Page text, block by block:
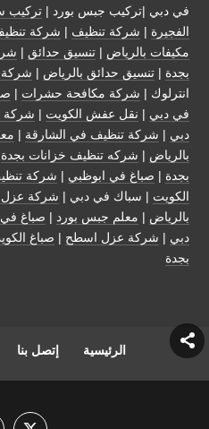
في دبي |تركيب جبس بورد | تركيب
الفجيرة | شركة تنظيف | شركة
مكيفات بالرياض | تنسيق حدائق |
بجدة | تنسيق حدائق بالرياض |
انترلوك | شركة مكافحة حشرات |
في دبي | نقل عفش الكويت | شركة
دبي | شركة تنظيف في الشارقة |
بالرياض | شركه تنظيف خزانات بجدة
بجدة | صباغ في ابوظبي | شركة
الكويت | سباك في دبي | شركة
بالرياض | معلم جبس بورد | صباغ
دبي | شركة عزل اسطح | صباغ
بجدة
الرئيسية إتصل بنا